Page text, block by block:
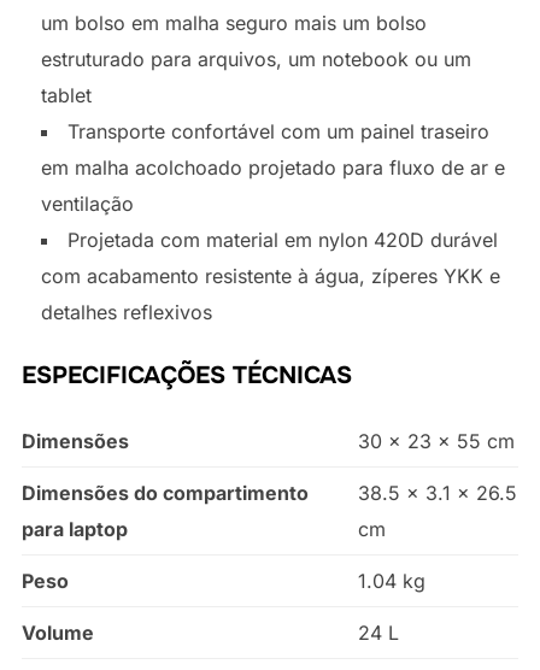
um bolso em malha seguro mais um bolso
estruturado para arquivos, um notebook ou um
tablet
Transporte confortável com um painel traseiro
em malha acolchoado projetado para fluxo de ar e
ventilação
Projetada com material em nylon 420D durável
com acabamento resistente à água, zíperes YKK e
detalhes reflexivos
ESPECIFICAÇÕES TÉCNICAS
Dimensões 30 x 23 x 55 cm
Dimensões do compartimento
para laptop
38.5 x 3.1 x 26.5
cm
Peso 1.04 kg
Volume 24 L